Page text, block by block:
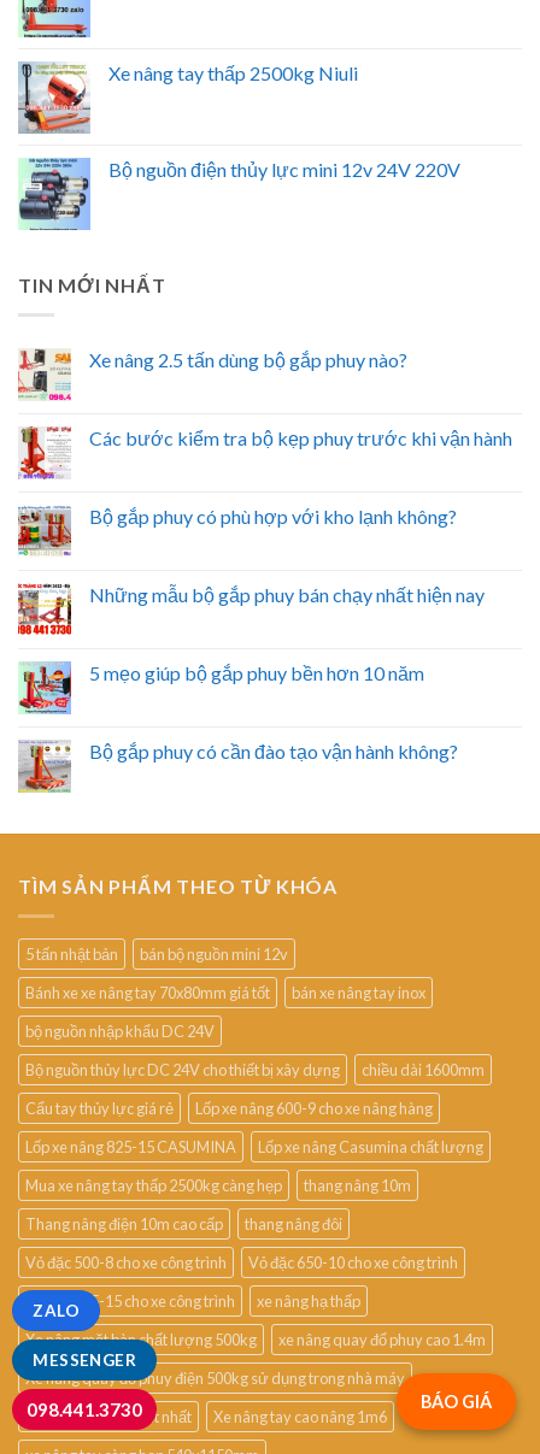
Xe nâng tay thấp 2500kg Niuli
Bộ nguồn điện thủy lực mini 12v 24V 220V
TIN MỚI NHẤT
Xe nâng 2.5 tấn dùng bộ gắp phuy nào?
Các bước kiểm tra bộ kẹp phuy trước khi vận hành
Bộ gắp phuy có phù hợp với kho lạnh không?
Những mẫu bộ gắp phuy bán chạy nhất hiện nay
5 mẹo giúp bộ gắp phuy bền hơn 10 năm
Bộ gắp phuy có cần đào tạo vận hành không?
TÌM SẢN PHẨM THEO TỪ KHÓA
5 tấn nhật bản
bán bộ nguồn mini 12v
Bánh xe xe nâng tay 70x80mm giá tốt
bán xe nâng tay inox
bộ nguồn nhập khẩu DC 24V
Bộ nguồn thủy lực DC 24V cho thiết bị xây dựng
chiều dài 1600mm
Cẩu tay thủy lực giá rẻ
Lốp xe nâng 600-9 cho xe nâng hàng
Lốp xe nâng 825-15 CASUMINA
Lốp xe nâng Casumina chất lượng
Mua xe nâng tay thấp 2500kg càng hẹp
thang nâng 10m
Thang nâng điện 10m cao cấp
thang nâng đôi
Vỏ đặc 500-8 cho xe công trình
Vỏ đặc 650-10 cho xe công trình
Vỏ đặc 815-15 cho xe công trình
xe nâng hạ thấp
Xe nâng mặt bàn chất lượng 500kg
xe nâng quay đổ phuy cao 1.4m
Xe nâng quay đổ phuy điện 500kg sử dụng trong nhà máy
Xe nâng tay 5 tấn tốt nhất
Xe nâng tay cao nâng 1m6
BÁO GIÁ
MESSENGER
ZALO
098.441.3730